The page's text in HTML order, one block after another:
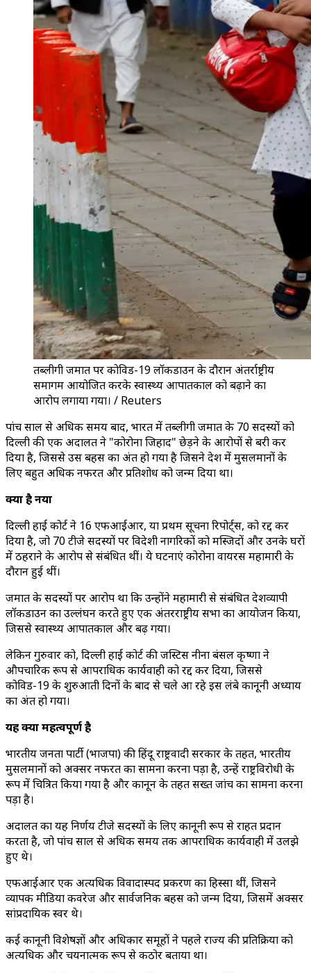
तब्लीगी जमात पर कोविड-19 लॉकडाउन के दौरान अंतर्राष्ट्रीय
समागम आयोजित करके स्वास्थ्य आपातकाल को बढ़ाने का
आरोप लगाया गया। / Reuters
पांच साल से अधिक समय बाद, भारत में तब्लीगी जमात के 70 सदस्यों को
दिल्ली की एक अदालत ने "कोरोना जिहाद" छेड़ने के आरोपों से बरी कर
दिया है, जिससे उस बहस का अंत हो गया है जिसने देश में मुसलमानों के
लिए बहुत अधिक नफरत और प्रतिशोध को जन्म दिया था।
क्या है नया
दिल्ली हाई कोर्ट ने 16 एफआईआर, या प्रथम सूचना रिपोर्ट्स, को रद्द कर
दिया है, जो 70 टीजे सदस्यों पर विदेशी नागरिकों को मस्जिदों और उनके घरों
में ठहराने के आरोप से संबंधित थीं। ये घटनाएं कोरोना वायरस महामारी के
दौरान हुई थीं।
जमात के सदस्यों पर आरोप था कि उन्होंने महामारी से संबंधित देशव्यापी
लॉकडाउन का उल्लंघन करते हुए एक अंतरराष्ट्रीय सभा का आयोजन किया,
जिससे स्वास्थ्य आपातकाल और बढ़ गया।
लेकिन गुरुवार को, दिल्ली हाई कोर्ट की जस्टिस नीना बंसल कृष्णा ने
औपचारिक रूप से आपराधिक कार्यवाही को रद्द कर दिया, जिससे
कोविड-19 के शुरुआती दिनों के बाद से चले आ रहे इस लंबे कानूनी अध्याय
का अंत हो गया।
यह क्यों महत्वपूर्ण है
भारतीय जनता पार्टी (भाजपा) की हिंदू राष्ट्रवादी सरकार के तहत, भारतीय
मुसलमानों को अक्सर नफरत का सामना करना पड़ा है, उन्हें राष्ट्रविरोधी के
रूप में चित्रित किया गया है और कानून के तहत सख्त जांच का सामना करना
पड़ा है।
अदालत का यह निर्णय टीजे सदस्यों के लिए कानूनी रूप से राहत प्रदान
करता है, जो पांच साल से अधिक समय तक आपराधिक कार्यवाही में उलझे
हुए थे।
एफआईआर एक अत्यधिक विवादास्पद प्रकरण का हिस्सा थीं, जिसने
व्यापक मीडिया कवरेज और सार्वजनिक बहस को जन्म दिया, जिसमें अक्सर
सांप्रदायिक स्वर थे।
कई कानूनी विशेषज्ञों और अधिकार समूहों ने पहले राज्य की प्रतिक्रिया को
अत्यधिक और चयनात्मक रूप से कठोर बताया था।